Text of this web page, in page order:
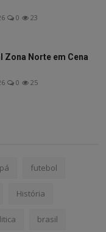
0 23
Zona Norte em Cena
0 25
futebol
História
brasil